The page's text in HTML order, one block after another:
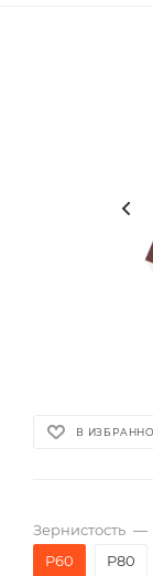
В
Зернистость —
P60
P80